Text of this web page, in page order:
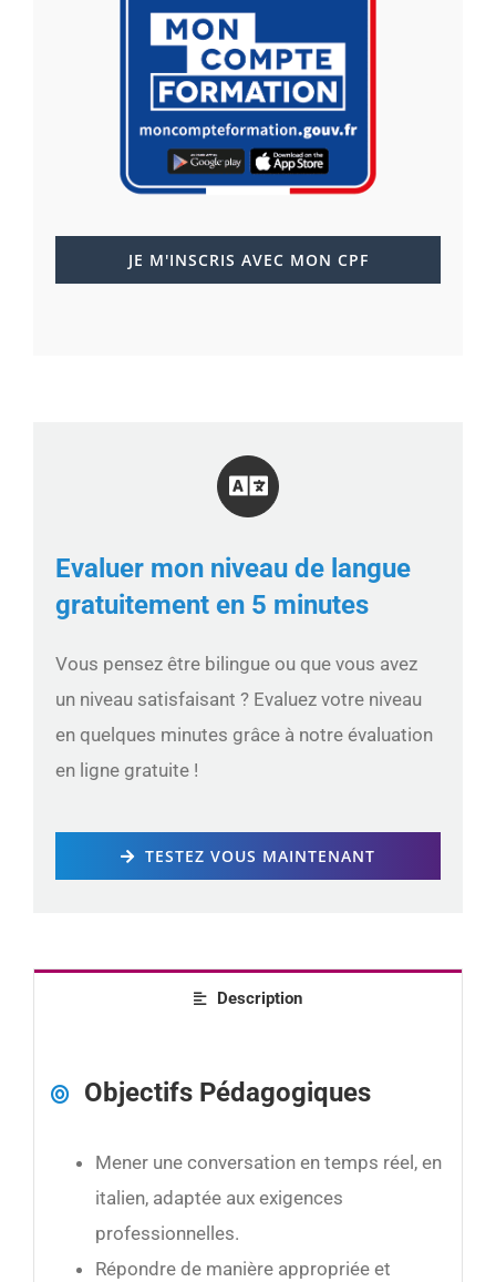
Evaluer mon niveau de langue
gratuitement en 5 minutes
Vous pensez être bilingue ou que vous avez
un niveau satisfaisant ? Evaluez votre niveau
en quelques minutes grâce à notre évaluation
en ligne gratuite !
TESTEZ VOUS MAINTENANT
Description
Objectifs Pédagogiques
Mener une conversation en temps réel, en
italien, adaptée aux exigences
professionnelles.
Répondre de manière appropriée et
JE M'INSCRIS AVEC MON CPF